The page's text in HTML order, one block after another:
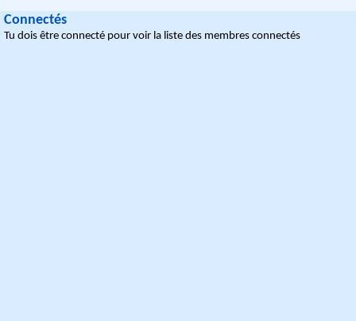
Connectés
Tu dois être connecté pour voir la liste des membres connectés